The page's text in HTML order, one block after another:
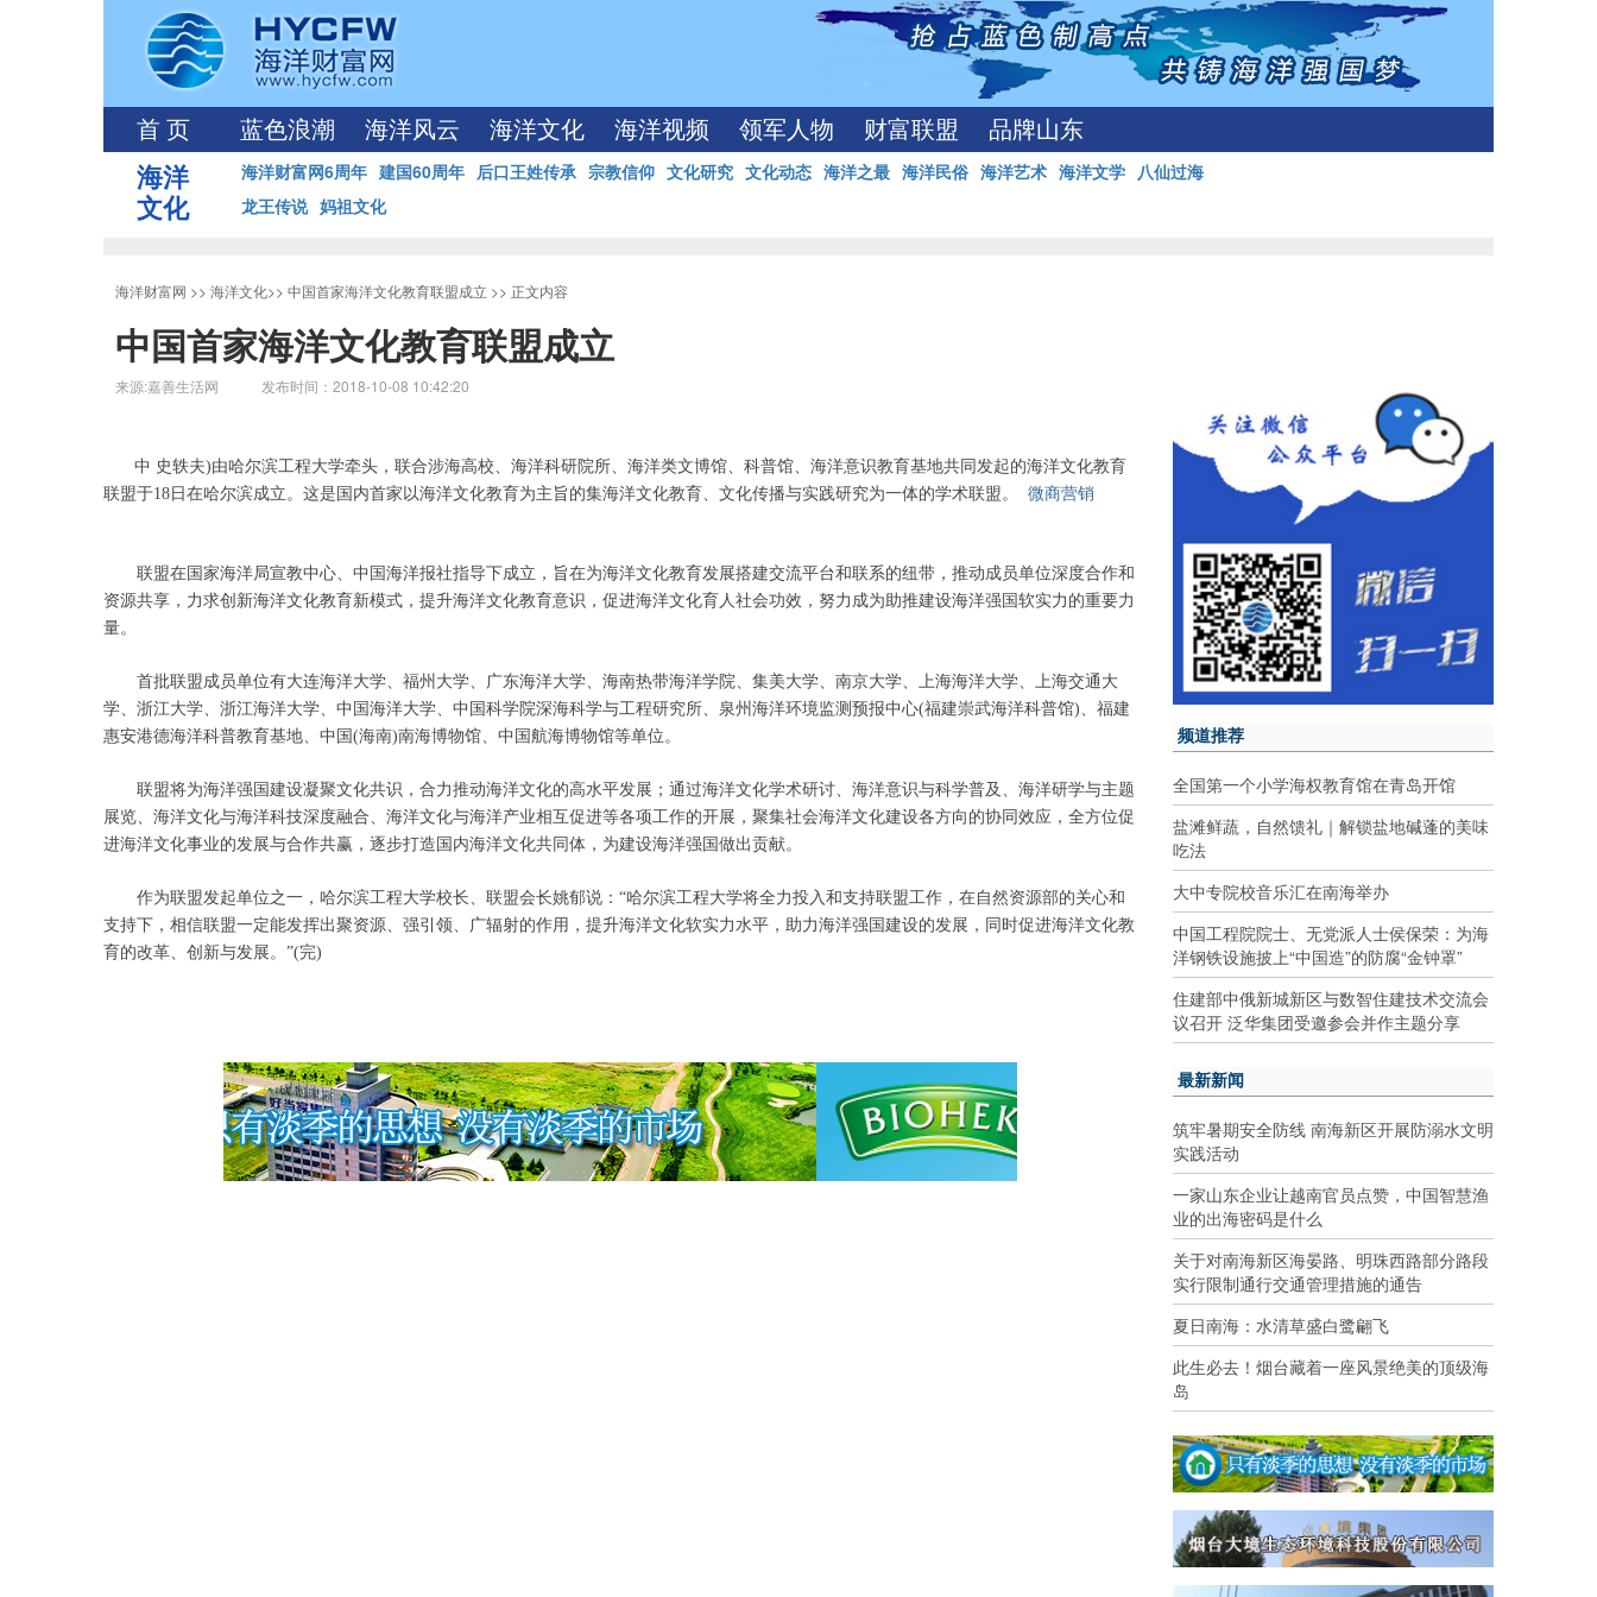
首 页 蓝色浪潮 海洋风云 海洋文化 海洋视频 领军人物 财富联盟 品牌山东
海洋
文化
海洋财富网6周年 建国60周年 后口王姓传承 宗教信仰 文化研究 文化动态 海洋之最 海洋民俗 海洋艺术 海洋文学 八仙过海
龙王传说 妈祖文化
海洋财富网 >> 海洋文化>> 中国首家海洋文化教育联盟成立 >> 正文内容
中国首家海洋文化教育联盟成立
来源:嘉善生活网 发布时间：2018-10-08 10:42:20
中 史轶夫)由哈尔滨工程大学牵头，联合涉海高校、海洋科研院所、海洋类文博馆、科普馆、海洋意识教育基地共同发起的海洋文化教育
联盟于18日在哈尔滨成立。这是国内首家以海洋文化教育为主旨的集海洋文化教育、文化传播与实践研究为一体的学术联盟。 微商营销
联盟在国家海洋局宣教中心、中国海洋报社指导下成立，旨在为海洋文化教育发展搭建交流平台和联系的纽带，推动成员单位深度合作和
资源共享，力求创新海洋文化教育新模式，提升海洋文化教育意识，促进海洋文化育人社会功效，努力成为助推建设海洋强国软实力的重要力
量。
首批联盟成员单位有大连海洋大学、福州大学、广东海洋大学、海南热带海洋学院、集美大学、南京大学、上海海洋大学、上海交通大
学、浙江大学、浙江海洋大学、中国海洋大学、中国科学院深海科学与工程研究所、泉州海洋环境监测预报中心(福建崇武海洋科普馆)、福建
惠安港德海洋科普教育基地、中国(海南)南海博物馆、中国航海博物馆等单位。
联盟将为海洋强国建设凝聚文化共识，合力推动海洋文化的高水平发展；通过海洋文化学术研讨、海洋意识与科学普及、海洋研学与主题
展览、海洋文化与海洋科技深度融合、海洋文化与海洋产业相互促进等各项工作的开展，聚集社会海洋文化建设各方向的协同效应，全方位促
进海洋文化事业的发展与合作共赢，逐步打造国内海洋文化共同体，为建设海洋强国做出贡献。
作为联盟发起单位之一，哈尔滨工程大学校长、联盟会长姚郁说：“哈尔滨工程大学将全力投入和支持联盟工作，在自然资源部的关心和
支持下，相信联盟一定能发挥出聚资源、强引领、广辐射的作用，提升海洋文化软实力水平，助力海洋强国建设的发展，同时促进海洋文化教
育的改革、创新与发展。”(完)
频道推荐
全国第一个小学海权教育馆在青岛开馆
盐滩鲜蔬，自然馈礼｜解锁盐地碱蓬的美味
吃法
大中专院校音乐汇在南海举办
中国工程院院士、无党派人士侯保荣：为海
洋钢铁设施披上“中国造”的防腐“金钟罩”
住建部中俄新城新区与数智住建技术交流会
议召开 泛华集团受邀参会并作主题分享
最新新闻
筑牢暑期安全防线 南海新区开展防溺水文明
实践活动
一家山东企业让越南官员点赞，中国智慧渔
业的出海密码是什么
关于对南海新区海晏路、明珠西路部分路段
实行限制通行交通管理措施的通告
夏日南海：水清草盛白鹭翩飞
此生必去！烟台藏着一座风景绝美的顶级海
岛